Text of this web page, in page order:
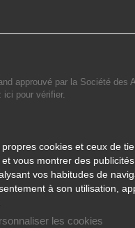
approuvé par la Société des
ici pour vérifier.
cookies et ceux de
vous montrer des
vos habitudes de
à son utilisation,
les cookies